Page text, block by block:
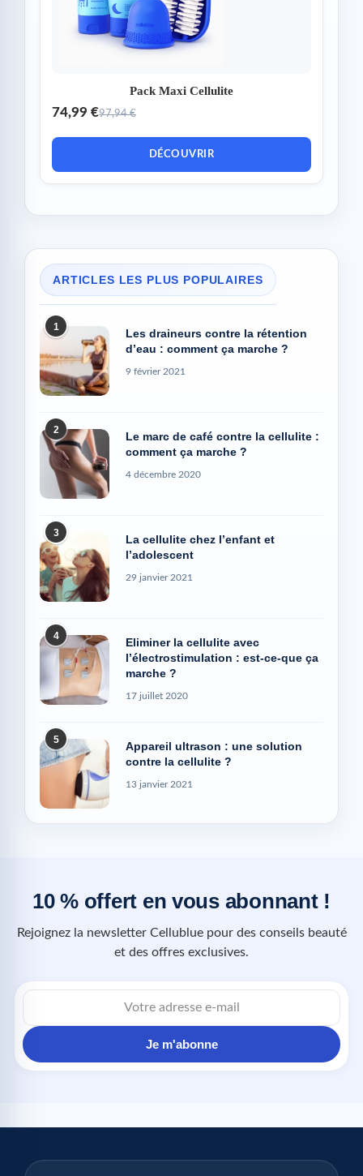
Pack Maxi Cellulite
74,99 €97,94 €
DÉCOUVRIR
ARTICLES LES PLUS POPULAIRES
1
Les draineurs contre la rétention
d’eau : comment ça marche ?
9 février 2021
2
Le marc de café contre la cellulite :
comment ça marche ?
4 décembre 2020
3
La cellulite chez l’enfant et
l’adolescent
29 janvier 2021
4
Eliminer la cellulite avec
l’électrostimulation : est-ce-que ça
marche ?
17 juillet 2020
5
Appareil ultrason : une solution
contre la cellulite ?
13 janvier 2021
10 % offert en vous abonnant !
Rejoignez la newsletter Cellublue pour des conseils beauté
et des offres exclusives.
Je m'abonne